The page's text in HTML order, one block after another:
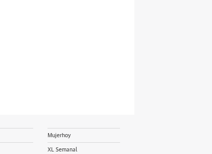
Mujerhoy
XL Semanal